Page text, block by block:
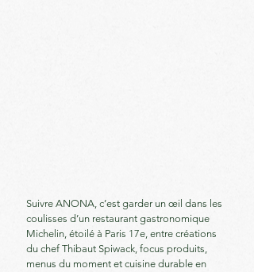
Suivre ANONA, c’est garder un œil dans les
coulisses d’un restaurant gastronomique
Michelin, étoilé à Paris 17e, entre créations
du chef Thibaut Spiwack, focus produits,
menus du moment et cuisine durable en